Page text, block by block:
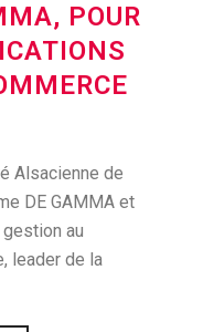
POUR
Alsacienne de
DE GAMMA et
au
leader de la